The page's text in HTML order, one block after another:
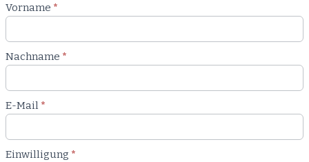
Newsletter
Blog
Vorname *
Nachname *
E-Mail *
Einwilligung *